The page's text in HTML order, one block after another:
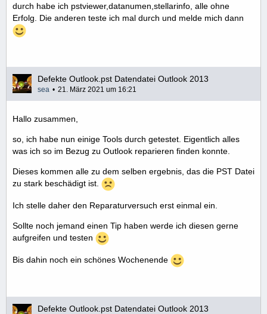
durch habe ich pstviewer,datanumen,stellarinfo, alle ohne
Erfolg. Die anderen teste ich mal durch und melde mich dann
Defekte Outlook.pst Datendatei Outlook 2013
sea 21. März 2021 um 16:21
Hallo zusammen,
so, ich habe nun einige Tools durch getestet. Eigentlich alles
was ich so im Bezug zu Outlook reparieren finden konnte.
Dieses kommen alle zu dem selben ergebnis, das die PST Datei
zu stark beschädigt ist.
Ich stelle daher den Reparaturversuch erst einmal ein.
Sollte noch jemand einen Tip haben werde ich diesen gerne
aufgreifen und testen
Bis dahin noch ein schönes Wochenende
Defekte Outlook.pst Datendatei Outlook 2013